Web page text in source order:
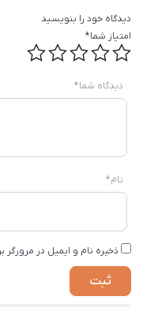
دیدگاه خود را بنویسید
امتیاز شما*
دیدگاه شما*
نام*
ذخیره نام و ایمیل در